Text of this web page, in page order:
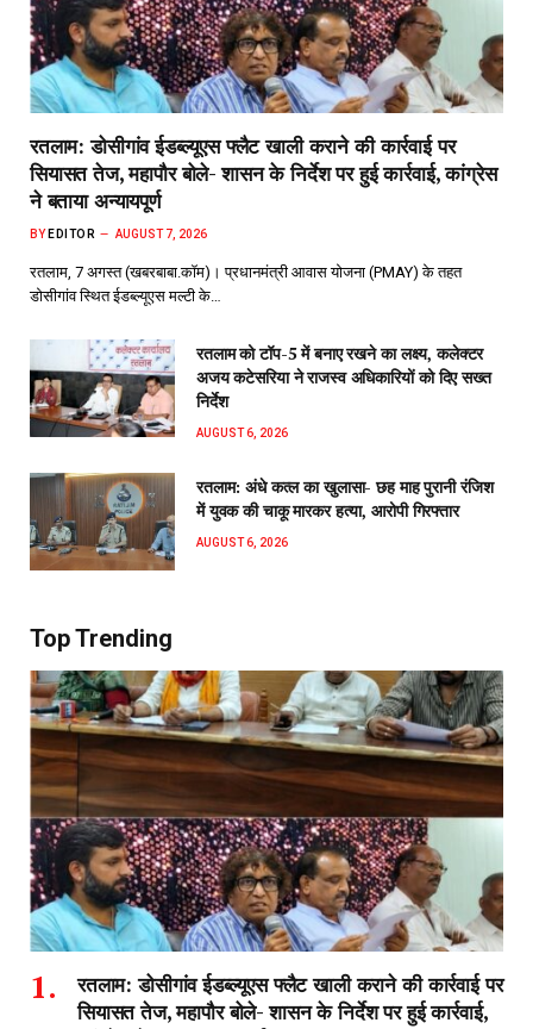
रतलाम: डोसीगांव ईडब्ल्यूएस फ्लैट खाली कराने की कार्रवाई पर
सियासत तेज, महापौर बोले- शासन के निर्देश पर हुई कार्रवाई, कांग्रेस
ने बताया अन्यायपूर्ण
BY EDITOR AUGUST 7, 2026
रतलाम, 7 अगस्त (खबरबाबा.कॉम)। प्रधानमंत्री आवास योजना (PMAY) के तहत
डोसीगांव स्थित ईडब्ल्यूएस मल्टी के…
रतलाम को टॉप-5 में बनाए रखने का लक्ष्य, कलेक्टर
अजय कटेसरिया ने राजस्व अधिकारियों को दिए सख्त
निर्देश
AUGUST 6, 2026
रतलाम: अंधे कत्ल का खुलासा- छह माह पुरानी रंजिश
में युवक की चाकू मारकर हत्या, आरोपी गिरफ्तार
AUGUST 6, 2026
Top Trending
रतलाम: डोसीगांव ईडब्ल्यूएस फ्लैट खाली कराने की कार्रवाई पर
सियासत तेज, महापौर बोले- शासन के निर्देश पर हुई कार्रवाई,